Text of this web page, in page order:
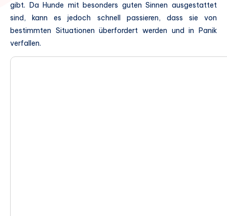
gibt. Da Hunde mit besonders guten Sinnen ausgestattet
sind, kann es jedoch schnell passieren, dass sie von
bestimmten Situationen überfordert werden und in Panik
verfallen.